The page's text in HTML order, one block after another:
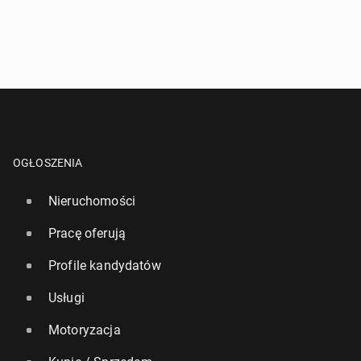
OGŁOSZENIA
Nieruchomości
Pracę oferują
Profile kandydatów
Usługi
Motoryzacja